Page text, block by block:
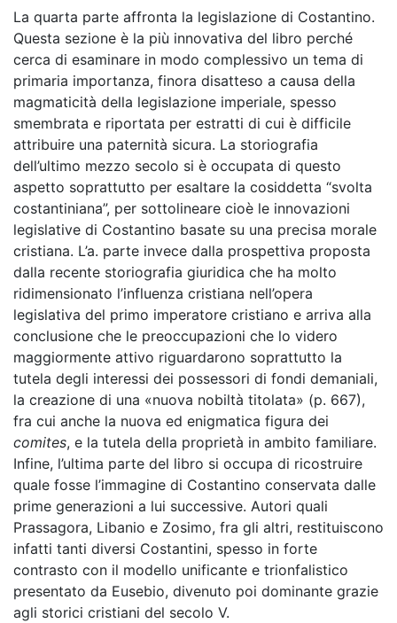
La quarta parte affronta la legislazione di Costantino.
Questa sezione è la più innovativa del libro perché
cerca di esaminare in modo complessivo un tema di
primaria importanza, finora disatteso a causa della
magmaticità della legislazione imperiale, spesso
smembrata e riportata per estratti di cui è difficile
attribuire una paternità sicura. La storiografia
dell’ultimo mezzo secolo si è occupata di questo
aspetto soprattutto per esaltare la cosiddetta “svolta
costantiniana”, per sottolineare cioè le innovazioni
legislative di Costantino basate su una precisa morale
cristiana. L’a. parte invece dalla prospettiva proposta
dalla recente storiografia giuridica che ha molto
ridimensionato l’influenza cristiana nell’opera
legislativa del primo imperatore cristiano e arriva alla
conclusione che le preoccupazioni che lo videro
maggiormente attivo riguardarono soprattutto la
tutela degli interessi dei possessori di fondi demaniali,
la creazione di una «nuova nobiltà titolata» (p. 667),
fra cui anche la nuova ed enigmatica figura dei
comites, e la tutela della proprietà in ambito familiare.
Infine, l’ultima parte del libro si occupa di ricostruire
quale fosse l’immagine di Costantino conservata dalle
prime generazioni a lui successive. Autori quali
Prassagora, Libanio e Zosimo, fra gli altri, restituiscono
infatti tanti diversi Costantini, spesso in forte
contrasto con il modello unificante e trionfalistico
presentato da Eusebio, divenuto poi dominante grazie
agli storici cristiani del secolo V.